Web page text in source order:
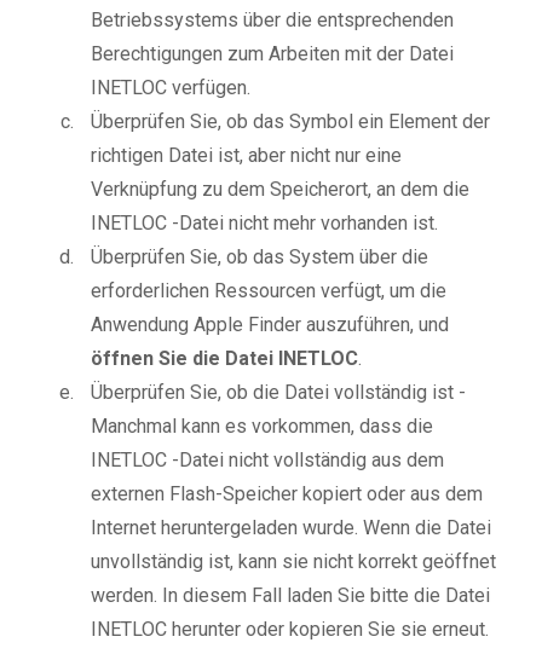
Betriebssystems über die entsprechenden
Berechtigungen zum Arbeiten mit der Datei
INETLOC verfügen.
Überprüfen Sie, ob das Symbol ein Element der
richtigen Datei ist, aber nicht nur eine
Verknüpfung zu dem Speicherort, an dem die
INETLOC -Datei nicht mehr vorhanden ist.
Überprüfen Sie, ob das System über die
erforderlichen Ressourcen verfügt, um die
Anwendung Apple Finder auszuführen, und
öffnen Sie die Datei INETLOC.
Überprüfen Sie, ob die Datei vollständig ist -
Manchmal kann es vorkommen, dass die
INETLOC -Datei nicht vollständig aus dem
externen Flash-Speicher kopiert oder aus dem
Internet heruntergeladen wurde. Wenn die Datei
unvollständig ist, kann sie nicht korrekt geöffnet
werden. In diesem Fall laden Sie bitte die Datei
INETLOC herunter oder kopieren Sie sie erneut.